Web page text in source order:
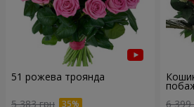
51 рожева троянда
5 383 грн
6 399